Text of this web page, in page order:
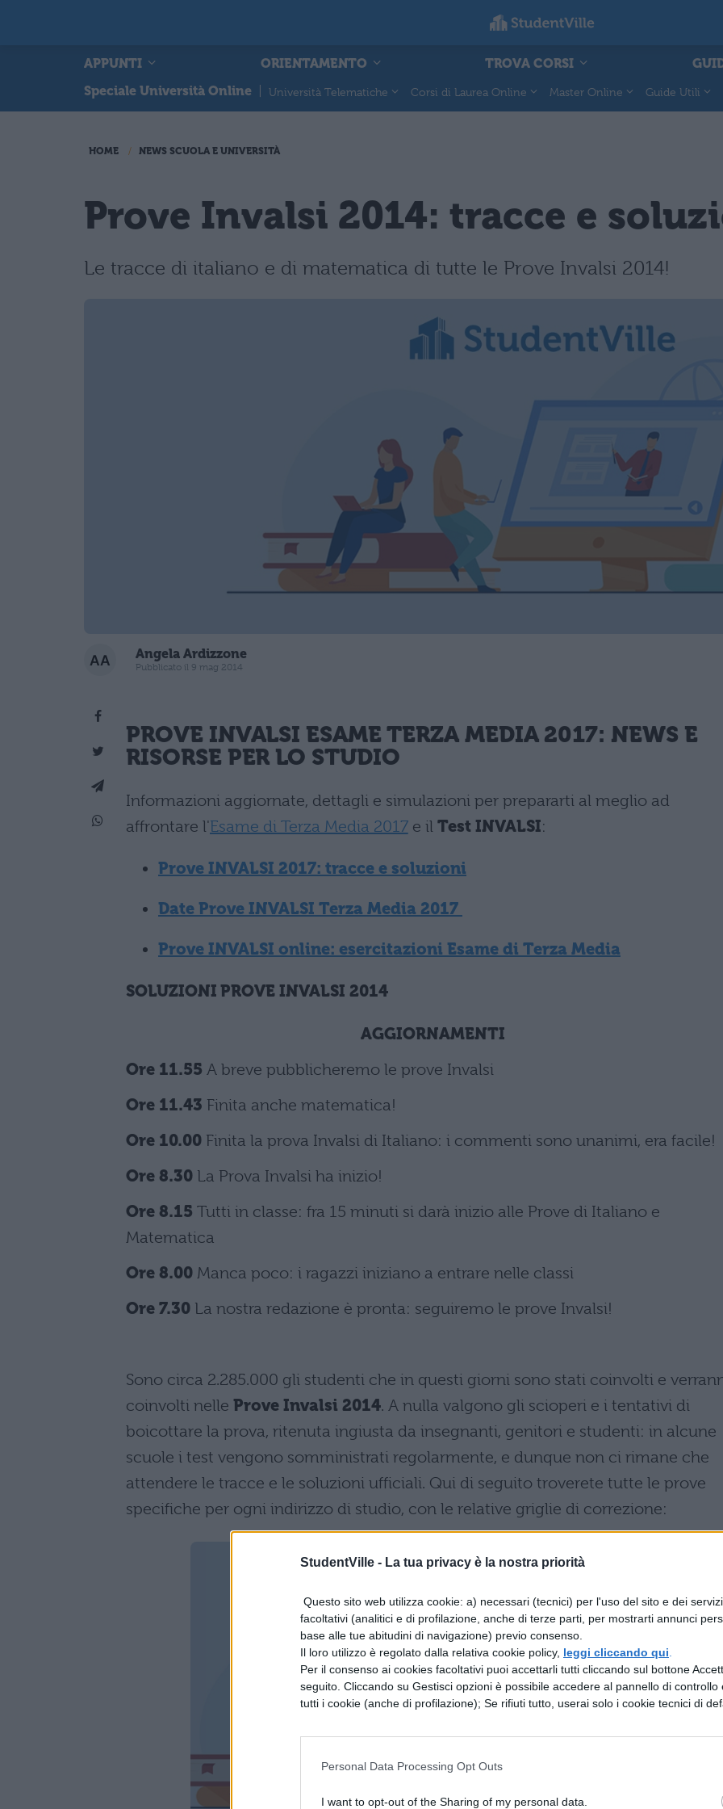
StudentVille - La tua privacy è la nostra priorità
Questo sito web utilizza cookie: a) necessari (tecnici) per l'uso del sito e dei
facoltativi (analitici e di profilazione, anche di terze parti, per mostrarti annunci
base alle tue abitudini di navigazione) previo consenso.
Il loro utilizzo è regolato dalla relativa cookie policy, leggi cliccando qui
Per il consenso ai cookies facoltativi puoi accettarli tutti cliccando sul bottone
seguito. Cliccando su Gestisci opzioni è possibile accedere al pannello di controllo
tutti i cookie (anche di profilazione); Se rifiuti tutto, userai solo i cookie tecnici di
Personal Data Processing Opt Outs
I want to opt-out of the Sharing of my personal data.
APPUNTI ORIENTAMENTO TROVA CORSI
Speciale Università Online
Università Telematiche Corsi di Laurea Online Master Online Guide Utili
HOME NEWS SCUOLA E UNIVERSITÀ
Prove Invalsi 2014: tracce e
Le tracce di italiano e di matematica di tutte le Prove Invalsi 2014!
Angela Ardizzone
Pubblicato il 9 mag 2014
PROVE INVALSI ESAME TERZA MEDIA 2017: NEWS E
RISORSE PER LO STUDIO
Informazioni aggiornate, dettagli e simulazioni per prepararti al meglio ad
affrontare l'Esame di Terza Media 2017 e il Test INVALSI:
Prove INVALSI 2017: tracce e soluzioni
Date Prove INVALSI Terza Media 2017
Prove INVALSI online: esercitazioni Esame di Terza Media
SOLUZIONI PROVE INVALSI 2014
AGGIORNAMENTI
Ore 11.55 A breve pubblicheremo le prove Invalsi
Ore 11.43 Finita anche matematica!
Ore 10.00 Finita la prova Invalsi di Italiano: i commenti sono unanimi, era facile!
Ore 8.30 La Prova Invalsi ha inizio!
Ore 8.15 Tutti in classe: fra 15 minuti si darà inizio alle Prove di Italiano e
Matematica
Ore 8.00 Manca poco: i ragazzi iniziano a entrare nelle classi
Ore 7.30 La nostra redazione è pronta: seguiremo le prove Invalsi!
Sono circa 2.285.000 gli studenti che in questi giorni sono stati coinvolti e
coinvolti nelle Prove Invalsi 2014. A nulla valgono gli scioperi e i tentativi di
boicottare la prova, ritenuta ingiusta da insegnanti, genitori e studenti: in alcune
scuole i test vengono somministrati regolarmente, e dunque non ci rimane che
attendere le tracce e le soluzioni ufficiali. Qui di seguito troverete tutte le prove
specifiche per ogni indirizzo di studio, con le relative griglie di correzione: